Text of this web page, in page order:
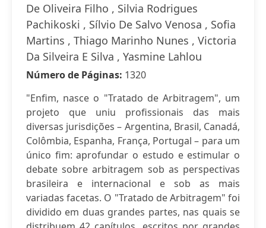
De Oliveira Filho , Silvia Rodrigues
Pachikoski , Sílvio De Salvo Venosa , Sofia
Martins , Thiago Marinho Nunes , Victoria
Da Silveira E Silva , Yasmine Lahlou
Número de Páginas: 1320
"Enfim, nasce o "Tratado de Arbitragem", um
projeto que uniu profissionais das mais
diversas jurisdições – Argentina, Brasil, Canadá,
Colômbia, Espanha, França, Portugal – para um
único fim: aprofundar o estudo e estimular o
debate sobre arbitragem sob as perspectivas
brasileira e internacional e sob as mais
variadas facetas. O "Tratado de Arbitragem" foi
dividido em duas grandes partes, nas quais se